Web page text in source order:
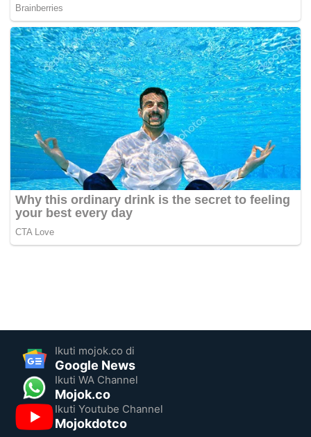
Ikuti mojok.co di
Google News
Ikuti WA Channel
Mojok.co
Ikuti Youtube Channel
Mojokdotco